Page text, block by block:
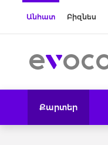
Անհատ Բիզնես
Քարտեր